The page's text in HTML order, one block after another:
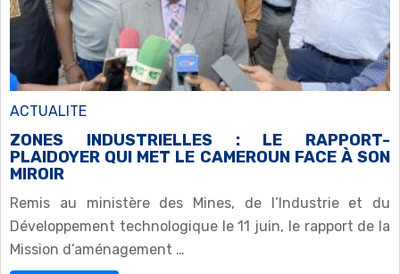
ACTUALITE
ZONES INDUSTRIELLES : LE RAPPORT-
PLAIDOYER QUI MET LE CAMEROUN FACE À SON
MIROIR
Remis au ministère des Mines, de l’Industrie et du
Développement technologique le 11 juin, le rapport de la
Mission d’aménagement …